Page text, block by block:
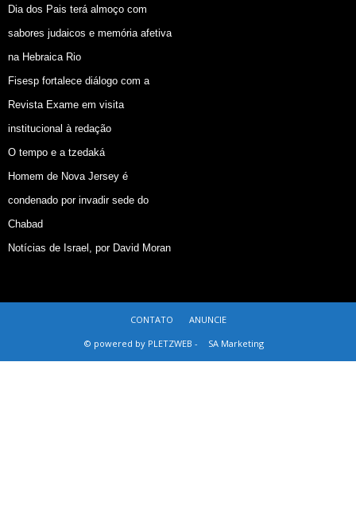
Dia dos Pais terá almoço com
sabores judaicos e memória afetiva
na Hebraica Rio
Fisesp fortalece diálogo com a
Revista Exame em visita
institucional à redação
O tempo e a tzedaká
Homem de Nova Jersey é
condenado por invadir sede do
Chabad
Notícias de Israel, por David Moran
CONTATO
ANUNCIE
© powered by PLETZWEB -
SA Marketing